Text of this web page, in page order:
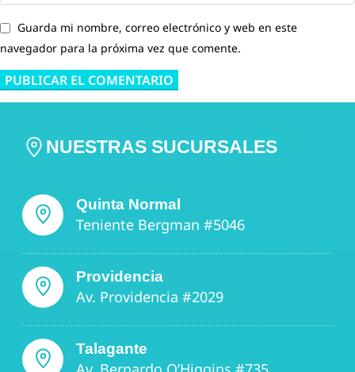
Guarda mi nombre, correo electrónico y web en este
navegador para la próxima vez que comente.
NUESTRAS SUCURSALES
Quinta Normal
Teniente Bergman #5046
Providencia
Av. Providencia #2029
Talagante